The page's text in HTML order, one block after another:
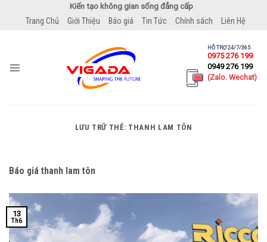
Kiến tạo không gian sống đẳng cấp
Trang Chủ Giới Thiệu Báo giá Tin Tức Chính sách Liên Hệ
HỖ TRỢ 24/7/365
0975 276 199
0949 276 199
(Zalo. Wechat)
LƯU TRỮ THẺ: THANH LAM TÔN
Báo giá thanh lam tôn
13
Th6